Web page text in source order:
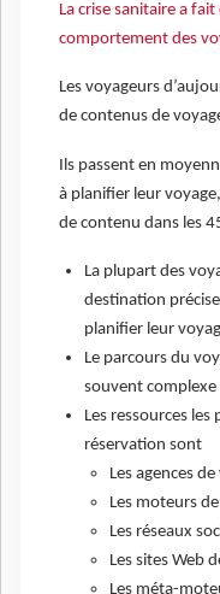
La crise sanitaire a
comportement des
Les voyageurs
de contenus de
Ils passent en
à planifier leur
de contenu dans les
La plupart des
destination
planifier leur
Le parcours du
souvent
Les ressources
réservation sont
Les agences
Les moteurs
Les réseaux
Les sites Web
Les méta-